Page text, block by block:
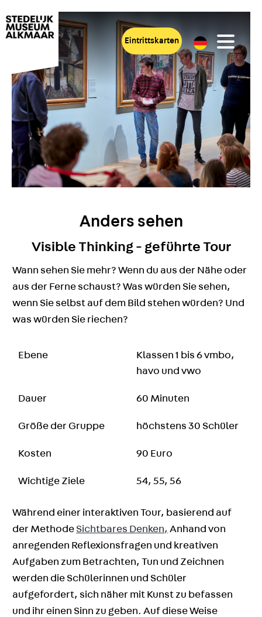
Eintrittskarten
Anders sehen
Visible Thinking - geführte Tour
Wann sehen Sie mehr? Wenn du aus der Nähe oder
aus der Ferne schaust? Was würden Sie sehen,
wenn Sie selbst auf dem Bild stehen würden? Und
was würden Sie riechen?
Ebene
Klassen 1 bis 6 vmbo,
havo und vwo
Dauer 60 Minuten
Größe der Gruppe höchstens 30 Schüler
Kosten 90 Euro
Wichtige Ziele 54, 55, 56
Während einer interaktiven Tour, basierend auf
der Methode Sichtbares Denken, Anhand von
anregenden Reflexionsfragen und kreativen
Aufgaben zum Betrachten, Tun und Zeichnen
werden die Schülerinnen und Schüler
aufgefordert, sich näher mit Kunst zu befassen
und ihr einen Sinn zu geben. Auf diese Weise